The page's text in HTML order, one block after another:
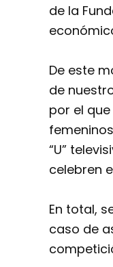
de la
De este
de
por el
“U”
celebren
En total,
caso de